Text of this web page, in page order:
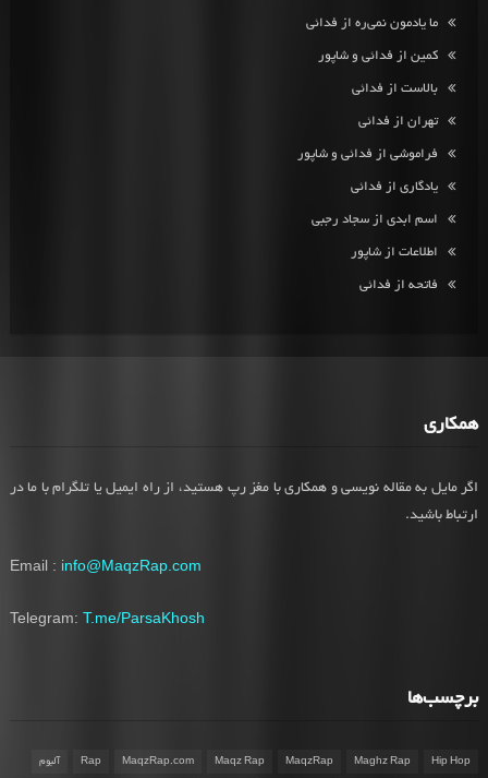
ما یادمون نمی‌ره از فدائی
کمین از فدائی و شاپور
بالاست از فدائی
تهران از فدائی
فراموشی از فدائی و شاپور
یادگاری از فدائی
اسم ابدی از سجاد رجبی
اطلاعات از شاپور
فاتحه از فدائی
همکاری
اگر مایل به مقاله نویسی و همکاری با مغز رپ هستید، از راه ایمیل یا تلگرام با ما در
ارتباط باشید.
Email : info@MaqzRap.com
Telegram: T.me/ParsaKhosh
برچسب‌ها
Hip Hop
Maghz Rap
MaqzRap
Maqz Rap
MaqzRap.com
Rap آلبوم